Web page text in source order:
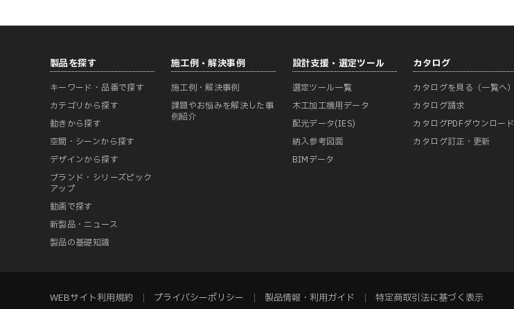
製品を探す
キーワード・品番で探す
カテゴリから探す
動きから探す
空間・シーンから探す
デザインから探す
ブランド・シリーズピック
アップ
動画で探す
新製品・ニュース
製品の基礎知識
施工例・解決事例
施工例・解決事例
課題やお悩みを解決した事
例紹介
設計支援・選定ツール
選定ツール一覧
木工加工機用データ
配光データ(IES)
納入参考図面
BIMデータ
カタログ
カタログを見る（一覧へ）
カタログ請求
カタログPDFダウンロード
カタログ訂正・更新
WEBサイト利用規約 プライバシーポリシー 製品情報・利用ガイド 特定商取引法に基づく表示